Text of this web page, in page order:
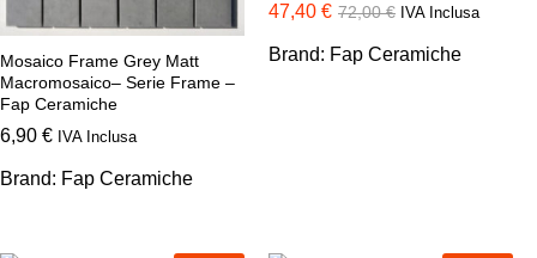
Mosaico Frame Grey Matt
Macromosaico– Serie Frame –
Fap Ceramiche
6,90 € IVA Inclusa
Brand: Fap Ceramiche
47,40 € 72,00€ IVA Inclusa
Brand: Fap Ceramiche